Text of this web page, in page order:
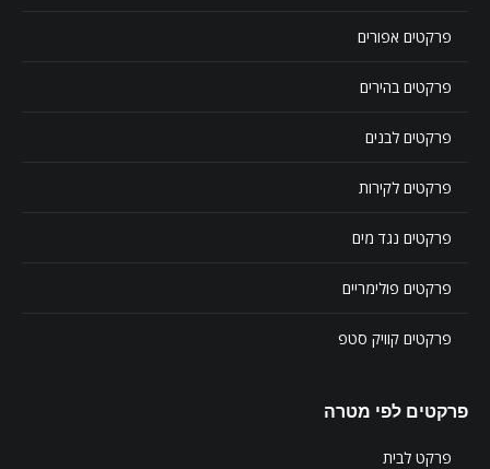
פרקטים אפורים
פרקטים בהירים
פרקטים לבנים
פרקטים לקירות
פרקטים נגד מים
פרקטים פולימריים
פרקטים קוויק סטפ
פרקטים לפי מטרה
פרקט לבית